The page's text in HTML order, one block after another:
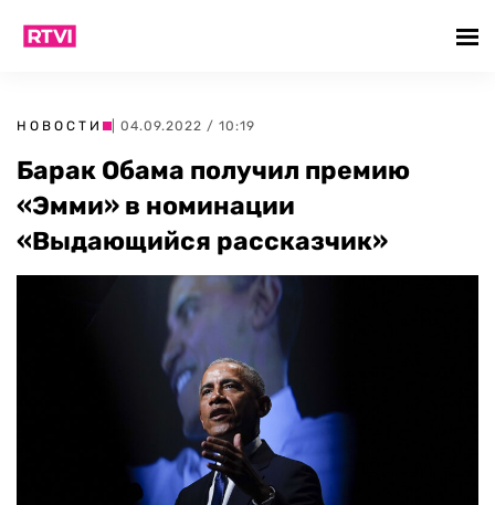
НОВОСТИ | 04.09.2022 / 10:19
Барак Обама получил премию
«Эмми» в номинации
«Выдающийся рассказчик»